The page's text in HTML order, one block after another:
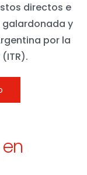
directos e
galardonada y
por la